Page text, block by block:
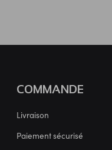
COMMANDE
Livraison
Paiement sécurisé